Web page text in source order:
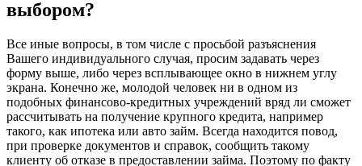
выбором?
Все иные вопросы, в том числе с просьбой разъяснения
Вашего индивидуального случая, просим задавать через
форму выше, либо через всплывающее окно в нижнем углу
экрана. Конечно же, молодой человек ни в одном из
подобных финансово-кредитных учреждений вряд ли сможет
рассчитывать на получение крупного кредита, например
такого, как ипотека или авто займ. Всегда находится повод,
при проверке документов и справок, сообщить такому
клиенту об отказе в предоставлении займа. Поэтому по факту